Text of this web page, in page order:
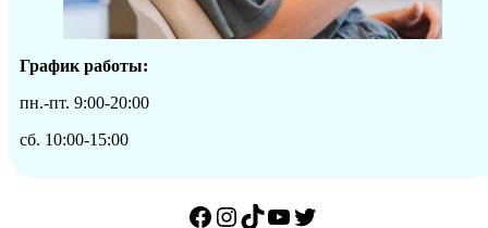
График работы:
пн.-пт. 9:00-20:00
сб. 10:00-15:00
Facebook
Instagram
TikTok
YouTube
Twitter